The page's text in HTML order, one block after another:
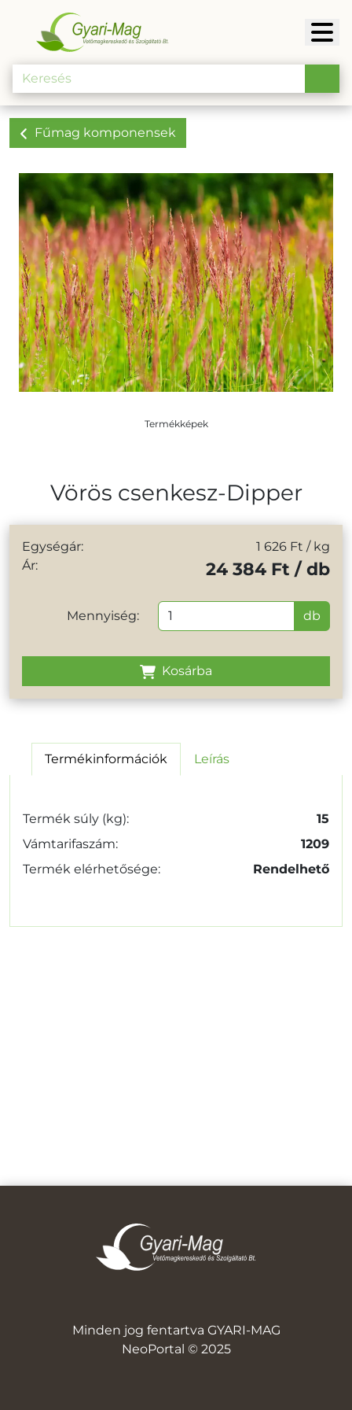
Fűmag komponensek
Termékképek
Vörös csenkesz-Dipper
Egységár: 1 626 Ft / kg
Ár:
24 384 Ft / db
Mennyiség: db
Kosárba
Termékinformációk Leírás
Termék súly (kg):
15
Vámtarifaszám:
1209
Termék elérhetősége:
Rendelhető
Minden jog fentartva GYARI-MAG
NeoPortal © 2025